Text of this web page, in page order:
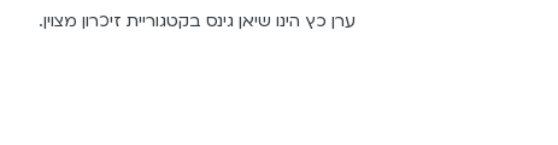
ערן כץ הינו שיאן גינס בקטגוריית זיכרון מצוין.